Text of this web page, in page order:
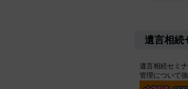
遺言相続
遺言相続セミ
管理について